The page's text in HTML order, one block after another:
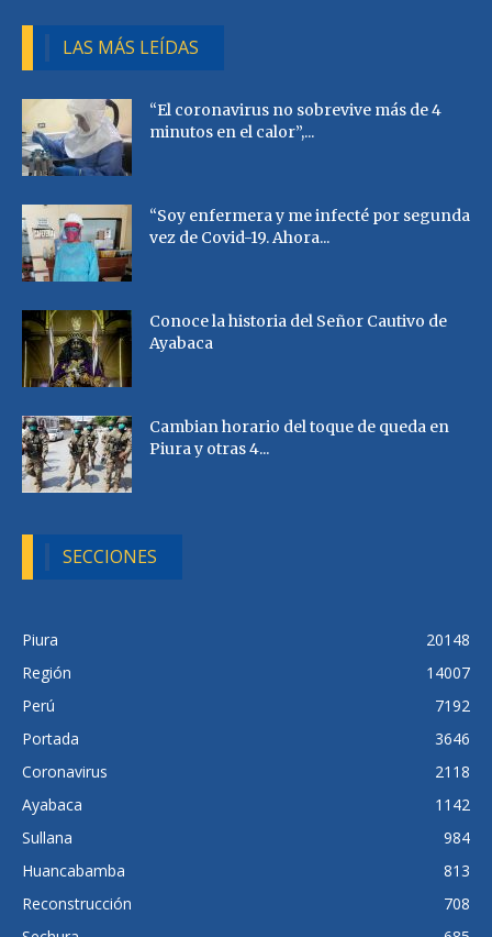
LAS MÁS LEÍDAS
“El coronavirus no sobrevive más de 4
minutos en el calor”,...
“Soy enfermera y me infecté por segunda
vez de Covid-19. Ahora...
Conoce la historia del Señor Cautivo de
Ayabaca
Cambian horario del toque de queda en
Piura y otras 4...
SECCIONES
Piura
20148
Región
14007
Perú
7192
Portada
3646
Coronavirus
2118
Ayabaca
1142
Sullana
984
Huancabamba
813
Reconstrucción
708